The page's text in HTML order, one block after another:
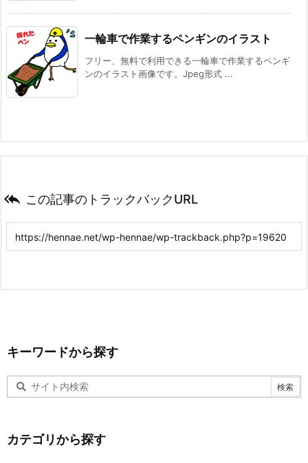
一輪車で作業するペンギンのイラスト
フリー、無料で利用できる一輪車で作業するペンギ
ンのイラスト画像です。Jpeg形式 ...
 この記事のトラックバックURL
キーワードから探す
カテゴリから探す